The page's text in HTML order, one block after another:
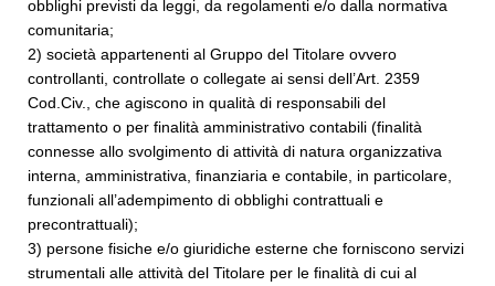
obblighi previsti da leggi, da regolamenti e/o dalla normativa
comunitaria;
2) società appartenenti al Gruppo del Titolare ovvero
controllanti, controllate o collegate ai sensi dell’Art. 2359
Cod.Civ., che agiscono in qualità di responsabili del
trattamento o per finalità amministrativo contabili (finalità
connesse allo svolgimento di attività di natura organizzativa
interna, amministrativa, finanziaria e contabile, in particolare,
funzionali all’adempimento di obblighi contrattuali e
precontrattuali);
3) persone fisiche e/o giuridiche esterne che forniscono servizi
strumentali alle attività del Titolare per le finalità di cui al